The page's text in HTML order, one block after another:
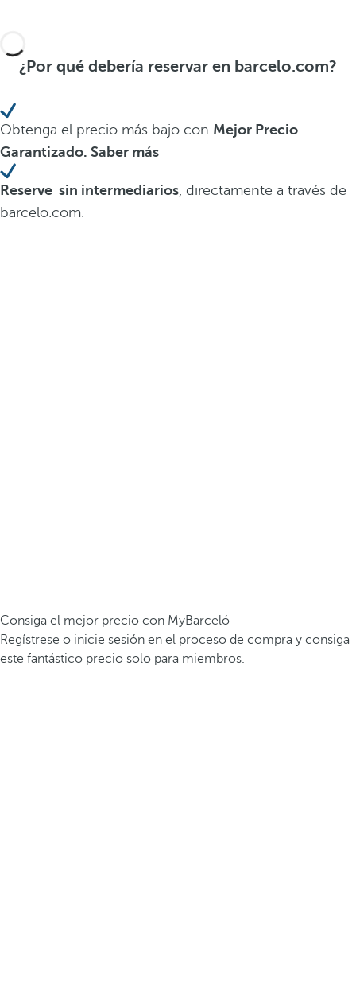
¿Por qué debería reservar en barcelo.com?
Obtenga el precio más bajo con Mejor Precio
Garantizado. Saber más
Reserve sin intermediarios, directamente a través de
barcelo.com.
Consiga el mejor precio con MyBarceló
Regístrese o inicie sesión en el proceso de compra y consiga
este fantástico precio solo para miembros.